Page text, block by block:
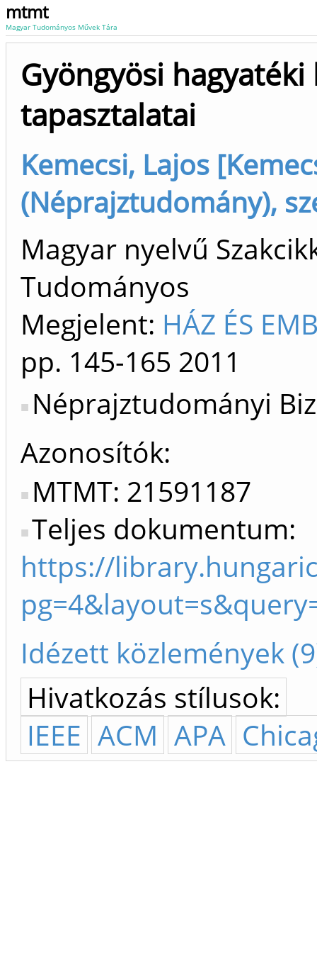
mtmt
Magyar Tudományos Művek Tára
Gyöngyösi
tapasztalatai
Kemecsi, Lajos
(Néprajztudomány),
Magyar nyelvű
Tudományos
Megjelent: HÁZ ÉS
pp. 145-165 2011
Néprajztudományi
Azonosítók
MTMT: 21591187
Teljes dokumentum:
https://
Idézett közlemények
Hivatkozás stílusok:
IEEE ACM APA